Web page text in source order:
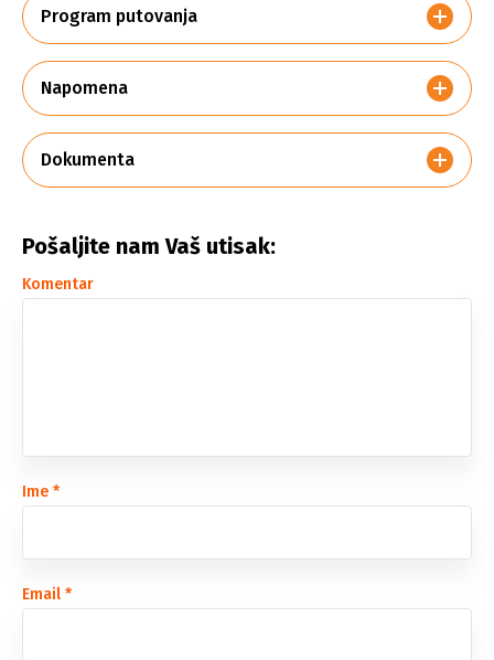
Program putovanja
Napomena
Dokumenta
Pošaljite nam Vaš utisak:
Komentar
Ime *
Email *